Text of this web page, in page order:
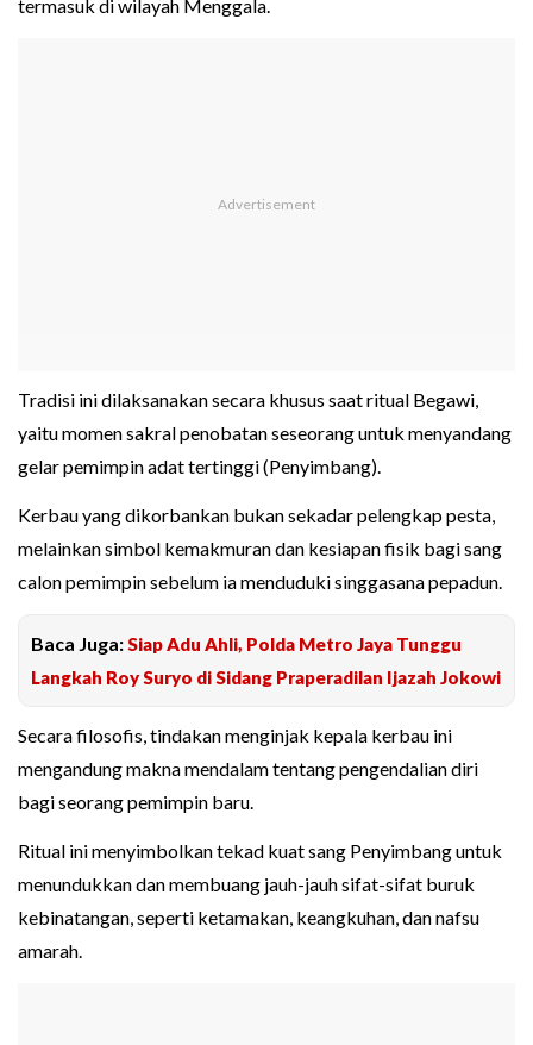
termasuk di wilayah Menggala.
Tradisi ini dilaksanakan secara khusus saat ritual Begawi,
yaitu momen sakral penobatan seseorang untuk menyandang
gelar pemimpin adat tertinggi (Penyimbang).
Kerbau yang dikorbankan bukan sekadar pelengkap pesta,
melainkan simbol kemakmuran dan kesiapan fisik bagi sang
calon pemimpin sebelum ia menduduki singgasana pepadun.
Baca Juga: Siap Adu Ahli, Polda Metro Jaya Tunggu
Langkah Roy Suryo di Sidang Praperadilan Ijazah Jokowi
Secara filosofis, tindakan menginjak kepala kerbau ini
mengandung makna mendalam tentang pengendalian diri
bagi seorang pemimpin baru.
Ritual ini menyimbolkan tekad kuat sang Penyimbang untuk
menundukkan dan membuang jauh-jauh sifat-sifat buruk
kebinatangan, seperti ketamakan, keangkuhan, dan nafsu
amarah.